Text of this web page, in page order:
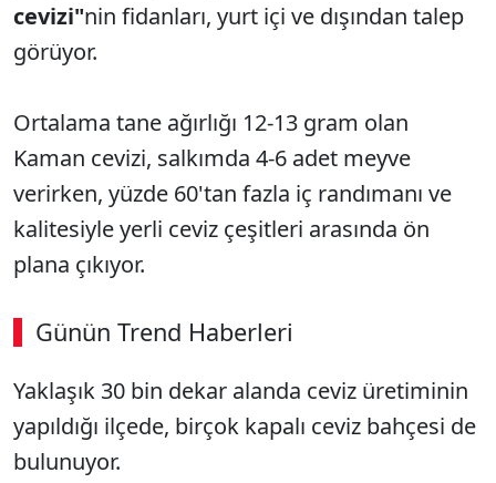
cevizi"nin fidanları, yurt içi ve dışından talep
görüyor.
Ortalama tane ağırlığı 12-13 gram olan
Kaman cevizi, salkımda 4-6 adet meyve
verirken, yüzde 60'tan fazla iç randımanı ve
kalitesiyle yerli ceviz çeşitleri arasında ön
plana çıkıyor.
Günün Trend Haberleri
Yaklaşık 30 bin dekar alanda ceviz üretiminin
yapıldığı ilçede, birçok kapalı ceviz bahçesi de
bulunuyor.